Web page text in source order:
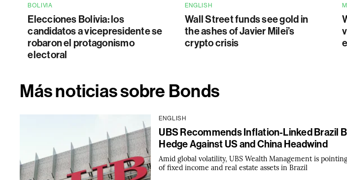
BOLIVIA
Elecciones Bolivia: los
candidatos a vicepresidente se
robaron el protagonismo
electoral
ENGLISH
Wall Street funds see gold in
the ashes of Javier Milei’s
crypto crisis
Más noticias sobre Bonds
ENGLISH
UBS Recommends Inflation-Linked Brazil
Hedge Against US and China Headwind
Amid global volatility, UBS Wealth Management is
of fixed income and real estate assets in Brazil